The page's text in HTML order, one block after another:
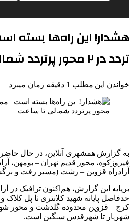
هشدار! این راه‌ها بسته
تردد در ۲ محور پرتردد شمالی تا ساعت ۱۹
خواندن این مطلب 1 دقیقه زمان میبرد
به گزارش همشهری آنلاین، در حال حاضر
فیروزکوه، محور قدیم تهران – بومهن،
آزادراه قزوین – رشت (مسیر رفت و
برپایه این گزارش، هم‌اکنون ترافیک در
حدفاصل پایانه شهید کلانتری تا پل کلاک
کرج – قزوین محدوده گلدشت و محور
شهریار تا شهرقدس سنگین است.